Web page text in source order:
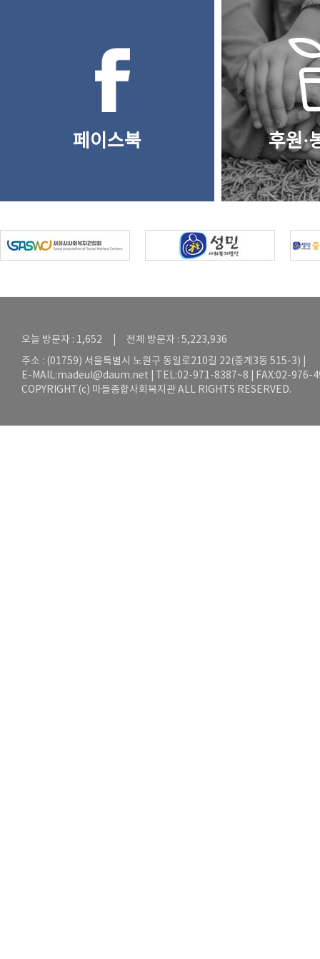
페이스북 후원·
오늘 방문자 : 1,652 | 전체 방문자 : 5,223,936
주소 : (01759) 서울특별시 노원구 동일로210길 22(중계3동 515-3) |
E-MAIL:madeul@daum.net | TEL:02-971-8387~8 | FAX:02-976-
COPYRIGHT(c) 마들종합사회복지관 ALL RIGHTS RESERVED.